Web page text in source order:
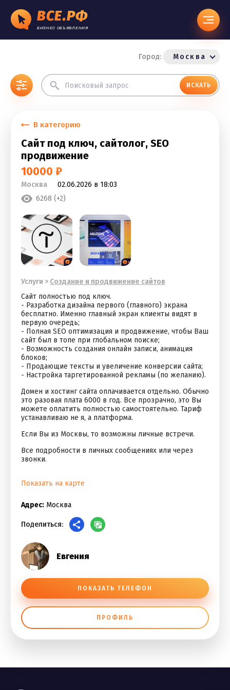
ВСЕ.РФ
БИЗНЕС ОБЪЯВЛЕНИЯ
Город: Москва
ИСКАТЬ
В категорию
Сайт под ключ, сайтолог, SEO
продвижение
10000 ₽
Москва
02.06.2026 в 18:03
6268 (+2)
Услуги > Cоздание и продвижение сайтов
Сайт полностью под ключ.
- Разработка дизайна первого (главного) экрана
бесплатно. Именно главный экран клиенты видят в
первую очередь;
- Полная SEO оптимизация и продвижение, чтобы Ваш
сайт был в топе при глобальном поиске;
- Возможность создания онлайн записи, анимация
блоков;
- Продающие тексты и увеличение конверсии сайта;
- Настройка таргетированной рекламы (по желанию).
Домен и хостинг сайта оплачивается отдельно. Обычно
это разовая плата 6000 в год. Все прозрачно, это Вы
можете оплатить полностью самостоятельно. Тариф
устанавливаю не я, а платформа.
Если Вы из Москвы, то возможны личные встречи.
Все подробности в личных сообщениях или через
звонки.
Показать на карте
Адрес: Москва
Поделиться:
Евгения
ПОКАЗАТЬ ТЕЛЕФОН
ПРОФИЛЬ